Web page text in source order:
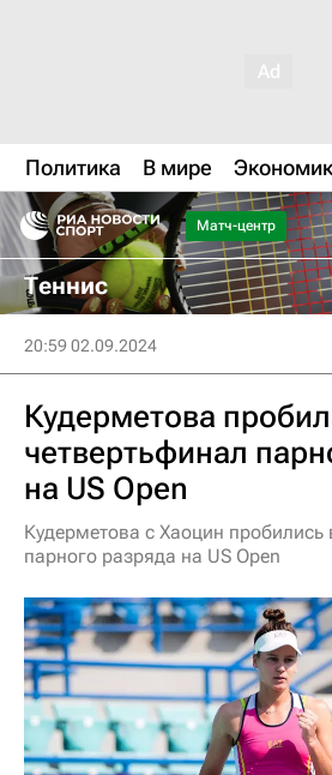
Политика В мире
Матч-центр
Теннис
20:59 02.09.2024
Кудерметова
четвертьфинал
на US Open
Кудерметова с Хаоцин пробились
парного разряда на US Open